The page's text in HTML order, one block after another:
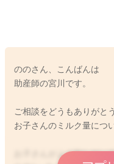
ののさん、こんばんは
助産師の宮川です。
ご相談をどうもありがと
お子さんのミルク量につ
お子さんがよく欲しがっ